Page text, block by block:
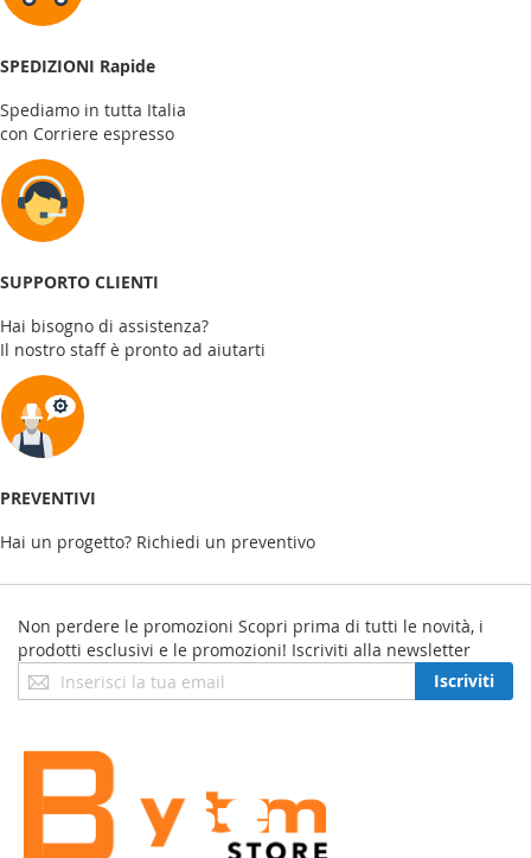
SPEDIZIONI Rapide
Spediamo in tutta Italia
con Corriere espresso
SUPPORTO CLIENTI
Hai bisogno di assistenza?
Il nostro staff è pronto ad aiutarti
PREVENTIVI
Hai un progetto? Richiedi un preventivo
Non perdere le promozioni Scopri prima di tutti le novità, i
prodotti esclusivi e le promozioni! Iscriviti alla newsletter
Iscriviti
alla
Iscriviti